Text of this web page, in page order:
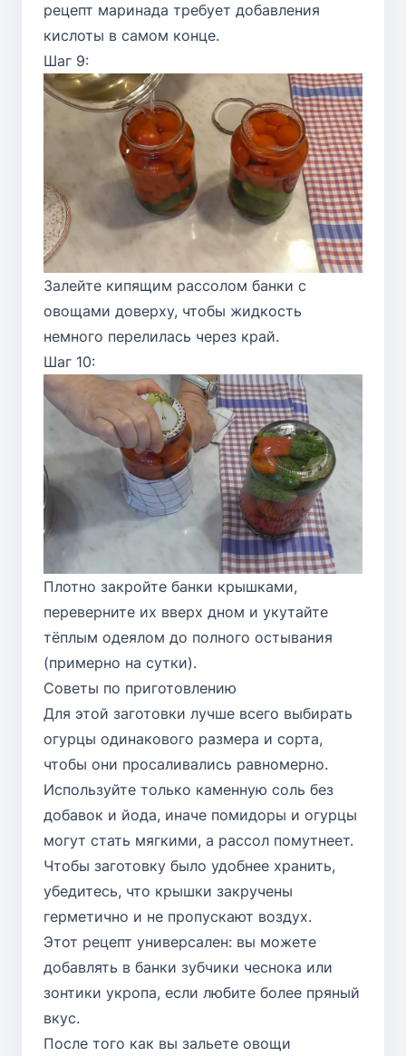
рецепт маринада требует добавления
кислоты в самом конце.
Шаг 9:
Залейте кипящим рассолом банки с
овощами доверху, чтобы жидкость
немного перелилась через край.
Шаг 10:
Плотно закройте банки крышками,
переверните их вверх дном и укутайте
тёплым одеялом до полного остывания
(примерно на сутки).
Советы по приготовлению
Для этой заготовки лучше всего выбирать
огурцы одинакового размера и сорта,
чтобы они просаливались равномерно.
Используйте только каменную соль без
добавок и йода, иначе помидоры и огурцы
могут стать мягкими, а рассол помутнеет.
Чтобы заготовку было удобнее хранить,
убедитесь, что крышки закручены
герметично и не пропускают воздух.
Этот рецепт универсален: вы можете
добавлять в банки зубчики чеснока или
зонтики укропа, если любите более пряный
вкус.
После того как вы зальете овощи